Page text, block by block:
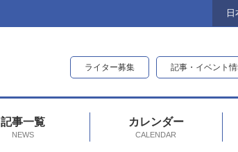
ライター募集 記事・イベント
記事一覧
NEWS
カレンダー
CALENDAR